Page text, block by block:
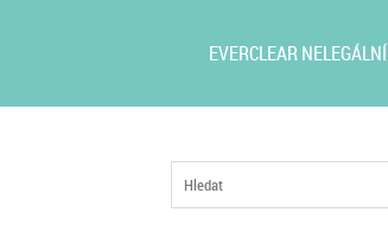
EVERCLEAR NELEGÁLNÍ